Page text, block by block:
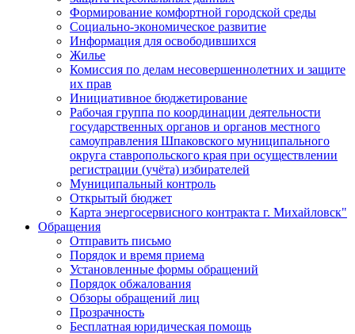
Формирование комфортной городской среды
Социально-экономическое развитие
Информация для освободившихся
Жилье
Комиссия по делам несовершеннолетних и защите
их прав
Инициативное бюджетирование
Рабочая группа по координации деятельности
государственных органов и органов местного
самоуправления Шпаковского муниципального
округа ставропольского края при осуществлении
регистрации (учёта) избирателей
Муниципальный контроль
Открытый бюджет
Карта энергосервисного контракта г. Михайловск"
Обращения
Отправить письмо
Порядок и время приема
Установленные формы обращений
Порядок обжалования
Обзоры обращений лиц
Прозрачность
Бесплатная юридическая помощь